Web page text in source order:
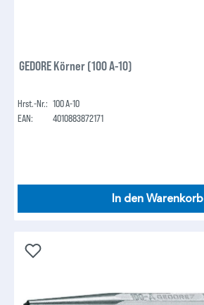
GEDORE Körner (100 A-10)
Hrst.-Nr.: 100 A-10
EAN:
4010883872171
In den Warenkorb